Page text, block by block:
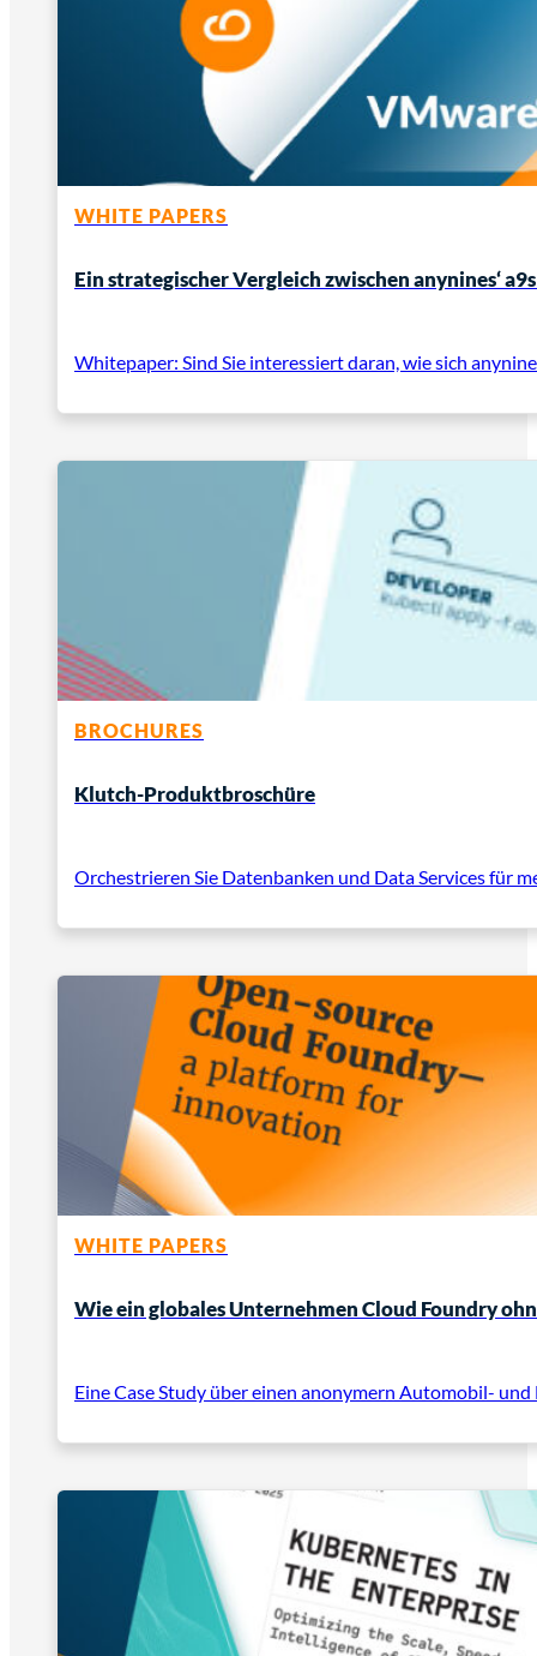
WHITE PAPERS
Ein strategischer Vergleich zwischen anynines‘
Whitepaper: Sind Sie interessiert daran, wie sich
BROCHURES
Klutch-Produktbroschüre
Orchestrieren Sie Datenbanken und Data Services für
WHITE PAPERS
Wie ein globales Unternehmen Cloud Foundry
Eine Case Study über einen anonymern Automobil-